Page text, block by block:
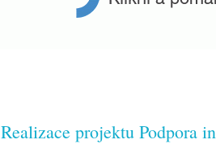
Realizace projektu Podpora